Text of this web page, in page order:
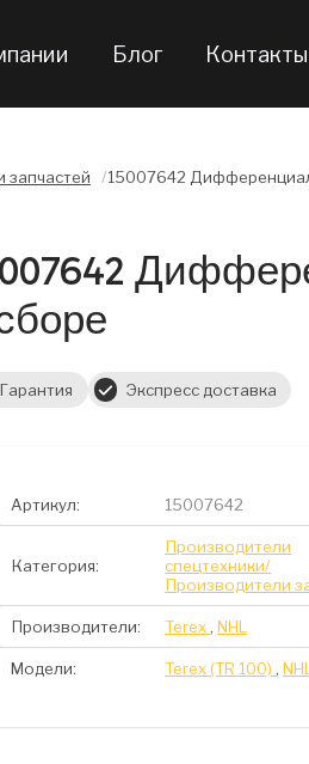
Блог Контакты
запчастей /15007642
Гарантия Экспресс доставка
Артикул: 15007642
Категория:
Производители
спецтехники/
Производители
Производители: Terex ,NHL
Модели: Terex (TR 100) ,